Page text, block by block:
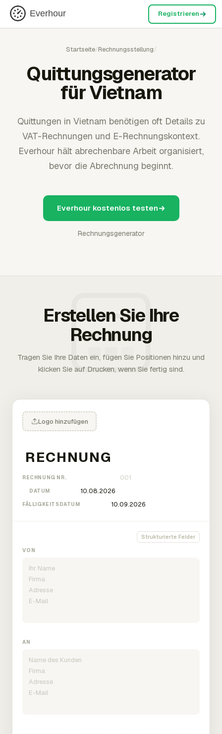
Everhour Registrieren
Startseite/Rechnungsstellung/
Quittungsgenerator
für Vietnam
Quittungen in Vietnam benötigen oft Details zu
VAT-Rechnungen und E-Rechnungskontext.
Everhour hält abrechenbare Arbeit organisiert,
bevor die Abrechnung beginnt.
Everhour kostenlos testen
Rechnungsgenerator
Erstellen Sie Ihre
Rechnung
Tragen Sie Ihre Daten ein, fügen Sie Positionen hinzu und
klicken Sie auf Drucken, wenn Sie fertig sind.
Logo hinzufügen
RECHNUNG NR.
DATUM
FÄLLIGKEITSDATUM
Strukturierte Felder
VON
AN